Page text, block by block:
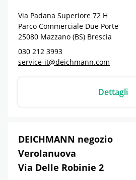
Via Padana Superiore 72 H
Parco Commerciale Due Porte
25080 Mazzano (BS) Brescia
030 212 3993
service-it@deichmann.com
Dettagli
DEICHMANN negozio
Verolanuova
Via Delle Robinie 2